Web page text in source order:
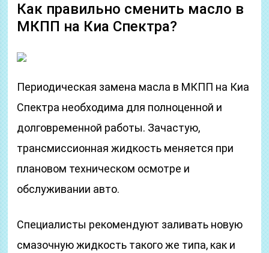
Как правильно сменить масло в
МКПП на Киа Спектра?
Периодическая замена масла в МКПП на Киа
Спектра необходима для полноценной и
долговременной работы. Зачастую,
трансмиссионная жидкость меняется при
плановом техническом осмотре и
обслуживании авто.
Специалисты рекомендуют заливать новую
смазочную жидкость такого же типа, как и